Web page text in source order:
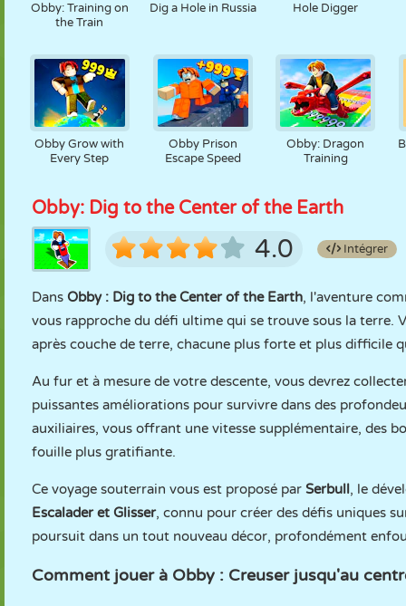
Obby: Training on
the Train
Dig a Hole in Russia Hole Digger
Obby Grow with
Every Step
Obby Prison
Escape Speed
Obby: Dragon
Training
Obby: Dig to the Center of the Earth
4.0 Intégrer
Dans Obby : Dig to the Center of the Earth, l'aventure
vous rapproche du défi ultime qui se trouve sous la terre.
après couche de terre, chacune plus forte et plus difficile
Au fur et à mesure de votre descente, vous devrez
puissantes améliorations pour survivre dans des
auxiliaires, vous offrant une vitesse supplémentaire, des
fouille plus gratifiante.
Ce voyage souterrain vous est proposé par Serbull, le
Escalader et Glisser, connu pour créer des défis uniques
poursuit dans un tout nouveau décor, profondément
Comment jouer à Obby : Creuser jusqu'au